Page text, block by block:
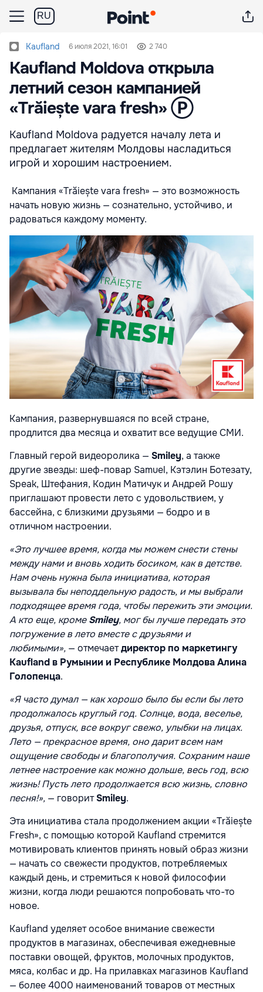
RU
Kaufland 6 июля 2021, 16:01 2 740
Kaufland Moldova открыла
летний сезон кампанией
«Trăiește vara fresh» Ⓟ
Kaufland Moldova радуется началу лета и
предлагает жителям Молдовы насладиться
игрой и хорошим настроением.
Кампания «Trăiește vara fresh» — это возможность
начать новую жизнь — сознательно, устойчиво, и
радоваться каждому моменту.
Кампания, развернувшаяся по всей стране,
продлится два месяца и охватит все ведущие СМИ.
Главный герой видеоролика — Smiley, а также
другие звезды: шеф-повар Samuel, Кэтэлин Ботезату,
Speak, Штефания, Кодин Матичук и Андрей Рошу
приглашают провести лето с удовольствием, у
бассейна, с близкими друзьями — бодро и в
отличном настроении.
«Это лучшее время, когда мы можем снести стены
между нами и вновь ходить босиком, как в детстве.
Нам очень нужна была инициатива, которая
вызывала бы неподдельную радость, и мы выбрали
подходящее время года, чтобы пережить эти эмоции.
А кто еще, кромеSmiley, мог бы лучше передать это
погружение в лето вместе с друзьями и
любимыми», — отмечаетдиректор по маркетингу
Kaufland в Румынии и Республике Молдова Алина
Голопенца.
«Я часто думал — как хорошо было бы если бы лето
продолжалось круглый год. Солнце, вода, веселье,
друзья, отпуск, все вокруг свежо, улыбки на лицах.
Лето — прекрасное время, оно дарит всем нам
ощущение свободы и благополучия. Сохраним наше
летнее настроение как можно дольше, весь год, всю
жизнь! Пусть лето продолжается всю жизнь, словно
песня!», — говоритSmiley.
Эта инициатива стала продолжением акции «Trăiește
Fresh», с помощью которой Kaufland стремится
мотивировать клиентов принять новый образ жизни
— начать со свежести продуктов, потребляемых
каждый день, и стремиться к новой философии
жизни, когда люди решаются попробовать что-то
новое.
Kaufland уделяет особое внимание свежести
продуктов в магазинах, обеспечивая ежедневные
поставки овощей, фруктов, молочных продуктов,
мяса, колбас и др. На прилавках магазинов Kaufland
— более 4000 наименований товаров от местных